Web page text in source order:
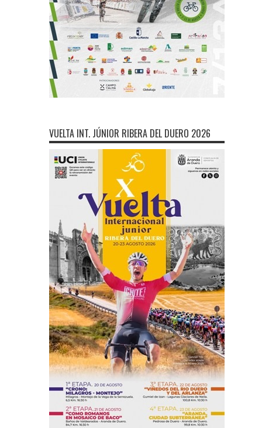
VUELTA INT. JÚNIOR RIBERA DEL DUERO 2026